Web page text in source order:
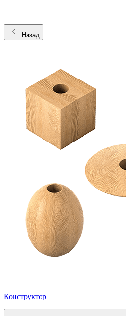
Назад
Конструктор